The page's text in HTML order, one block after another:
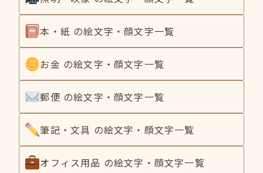
本・紙 の絵文字・顔文字一覧
お金 の絵文字・顔文字一覧
郵便 の絵文字・顔文字一覧
筆記・文具 の絵文字・顔文字一覧
オフィス用品 の絵文字・顔文字一覧